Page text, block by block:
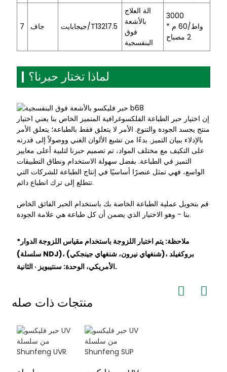
7 جاف جيجابايت/T13217.5
الة العلاج
بالأشعة
فوق
البنفسجية
3000
واط/60 م *
2 مصباح
لماذا تختار حبرنا؟
إن اختيار حبر الطباعة الفلكسوغرافية المتميز الخاص بنا يعني اختيار
منتج يجسد الجودة والتنوع. الأمر لا يتعلق فقط بالطباعة؛ يتعلق الأمر
بالإدلاء ببيان التميز. بدءًا من تشبع الألوان الغني ووصولاً إلى قدرته
على التكيف مع مختلف المواد، تم تصميم حبرنا لتلبية أعلى معايير
التميز في الطباعة. بفضل سهولة الاستخدام ونطاق التطبيقات
الواسع، فهي تمثل عنصرًا أساسيًا في إنتاج الطباعة للشركات التي
تتطلع إلى ترك انطباع دائم.
قم بتحويل عملية الطباعة الخاصة بك باستخدام الحبر الفائق الخاص
بنا - وهو الاختيار الذي يضمن أن كل طباعة هي علامة الجودة.
*ملاحظة: يتم اختبار اللزوجة باستخدام مقياس اللزوجة الدوار
(سلسلة NDJ)، (شنغهاي نيرون، شنغهاي جينجكي)، بروكفيلد
الأمريكي، الوحدة: سنتيبويز · الثانية.
منتجات ذات صله